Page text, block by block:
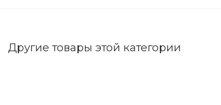
Другие товары этой категории